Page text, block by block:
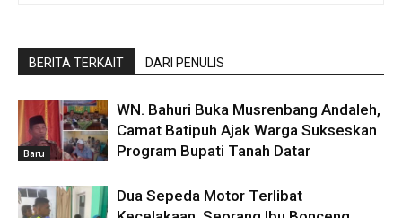
BERITA TERKAIT DARI PENULIS
Baru
WN. Bahuri Buka Musrenbang Andaleh,
Camat Batipuh Ajak Warga Sukseskan
Program Bupati Tanah Datar
Dua Sepeda Motor Terlibat